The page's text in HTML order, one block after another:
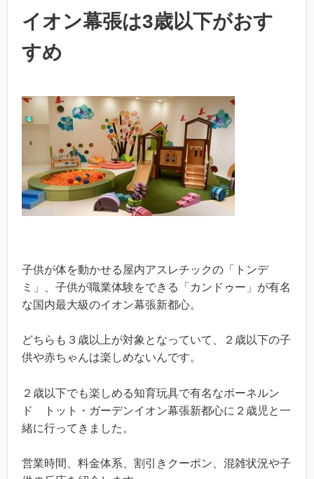
イオン幕張は3歳以下がおす
すめ
子供が体を動かせる屋内アスレチックの「トンデ
ミ」、子供が職業体験をできる「カンドゥー」が有名
な国内最大級のイオン幕張新都心。
どちらも３歳以上が対象となっていて、２歳以下の子
供や赤ちゃんは楽しめないんです。
２歳以下でも楽しめる知育玩具で有名なボーネルン
ド トット・ガーデンイオン幕張新都心に２歳児と一
緒に行ってきました。
営業時間、料金体系、割引きクーポン、混雑状況や子